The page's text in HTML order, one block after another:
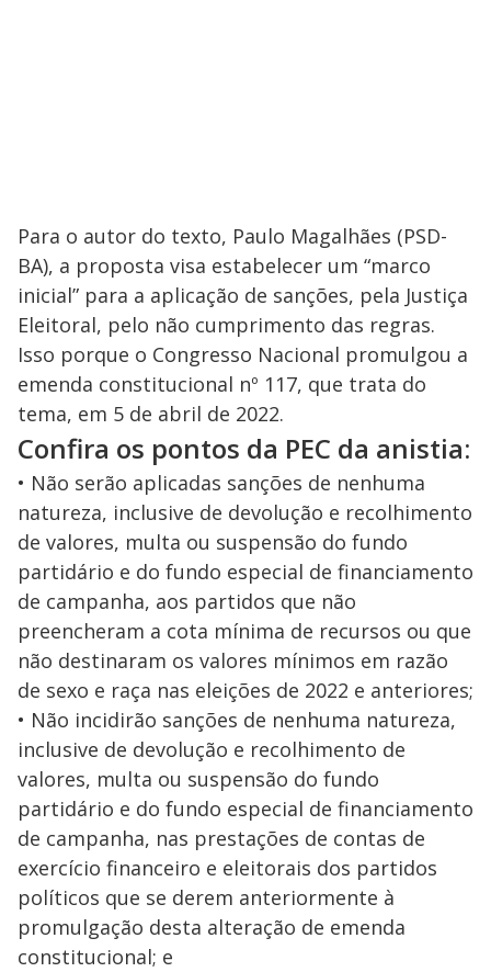
Para o autor do texto, Paulo Magalhães (PSD-
BA), a proposta visa estabelecer um “marco
inicial” para a aplicação de sanções, pela Justiça
Eleitoral, pelo não cumprimento das regras.
Isso porque o Congresso Nacional promulgou a
emenda constitucional nº 117, que trata do
tema, em 5 de abril de 2022.
Confira os pontos da PEC da anistia:
• Não serão aplicadas sanções de nenhuma
natureza, inclusive de devolução e recolhimento
de valores, multa ou suspensão do fundo
partidário e do fundo especial de financiamento
de campanha, aos partidos que não
preencheram a cota mínima de recursos ou que
não destinaram os valores mínimos em razão
de sexo e raça nas eleições de 2022 e anteriores;
• Não incidirão sanções de nenhuma natureza,
inclusive de devolução e recolhimento de
valores, multa ou suspensão do fundo
partidário e do fundo especial de financiamento
de campanha, nas prestações de contas de
exercício financeiro e eleitorais dos partidos
políticos que se derem anteriormente à
promulgação desta alteração de emenda
constitucional; e